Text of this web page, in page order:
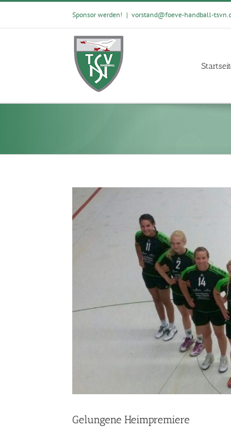
Skip
content
Sponsor werden! | vorstand@foeve-handball-
Larger
Image
Gelungene Heimpremiere